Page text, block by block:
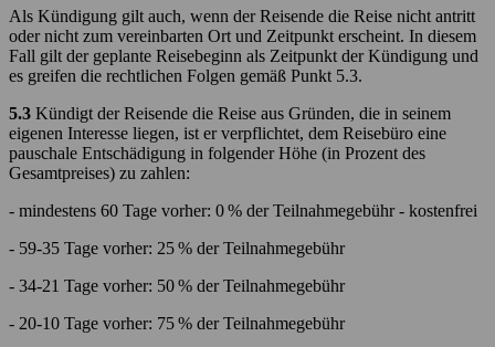
Als Kündigung gilt auch, wenn der Reisende die Reise nicht antritt
oder nicht zum vereinbarten Ort und Zeitpunkt erscheint. In diesem
Fall gilt der geplante Reisebeginn als Zeitpunkt der Kündigung und
es greifen die rechtlichen Folgen gemäß Punkt 5.3.
5.3 Kündigt der Reisende die Reise aus Gründen, die in seinem
eigenen Interesse liegen, ist er verpflichtet, dem Reisebüro eine
pauschale Entschädigung in folgender Höhe (in Prozent des
Gesamtpreises) zu zahlen:
- mindestens 60 Tage vorher: 0 % der Teilnahmegebühr - kostenfrei
- 59-35 Tage vorher: 25 % der Teilnahmegebühr
- 34-21 Tage vorher: 50 % der Teilnahmegebühr
- 20-10 Tage vorher: 75 % der Teilnahmegebühr